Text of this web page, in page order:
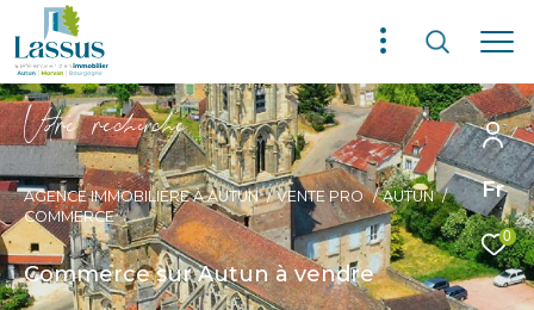
Fr
0
Vore recece
AGENCE IMMOBILIÈRE À AUTUN VENTE PRO
AUTUN
COMMERCE
Commerce sur Autun à vendre